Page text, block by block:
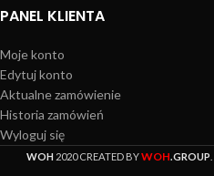
PANEL KLIENTA
Moje konto
Edytuj konto
Aktualne zamówienie
Historia zamówień
Wyloguj się
WOH 2020 CREATED BYWOH .GROUP